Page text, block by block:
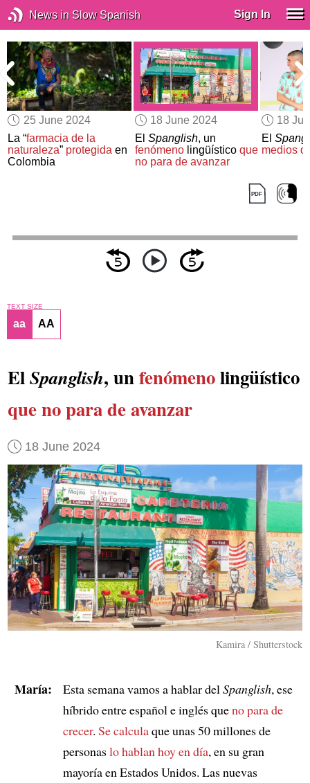
News in Slow Spanish Sign In
25 June 2024
La “farmacia de la
naturaleza” protegida en
Colombia
18 June 2024
El Spanglish, un
fenómenolingüístico que
no para de avanzar
18
El
medios
TEXT SIZE
aa AA
ElSpanglish, unfenómenolingüístico
que no para de avanzar
18 June 2024
Kamira / Shutterstock
María: Esta semana vamos a hablar del Spanglish, ese
híbrido entre español e inglés queno para de
crecer. Se calculaque unas 50 millones de
personaslo hablan hoy en día, en su gran
mayoría en Estados Unidos. Las nuevas